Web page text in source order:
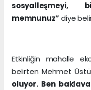
sosyalleşmeyi,
memnunuz”diye
Etkinliğin mahalle
belirten Mehmet
oluyor. Ben